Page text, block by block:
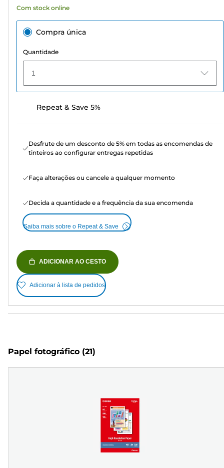
Com stock online
Compra única
Quantidade
1
Repeat & Save 5%
Desfrute de um desconto de 5% em todas as encomendas de
tinteiros ao configurar entregas repetidas
Faça alterações ou cancele a qualquer momento
Decida a quantidade e a frequência da sua encomenda
Saiba mais sobre o Repeat & Save
ADICIONAR AO CESTO
Adicionar à lista de pedidos
Papel fotográfico (21)